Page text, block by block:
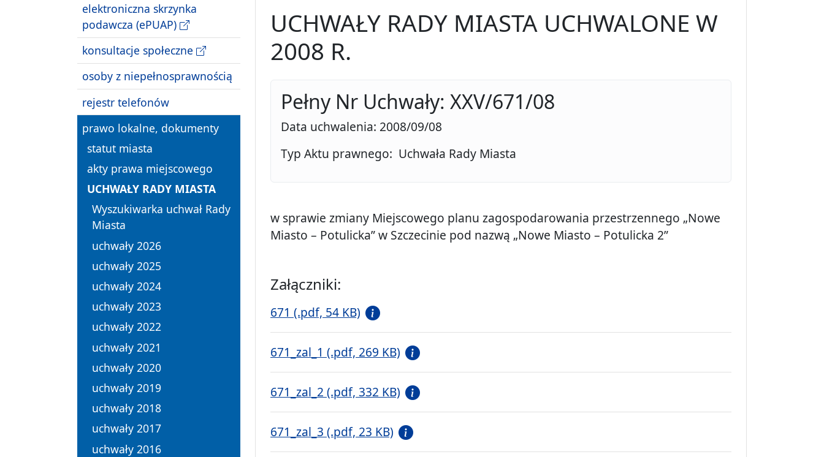
elektroniczna skrzynka
podawcza (ePUAP)
konsultacje społeczne
osoby z niepełnosprawnością
rejestr telefonów
prawo lokalne, dokumenty
statut miasta
akty prawa miejscowego
UCHWAŁY RADY MIASTA
Wyszukiwarka uchwał Rady
Miasta
uchwały 2026
uchwały 2025
uchwały 2024
uchwały 2023
uchwały 2022
uchwały 2021
uchwały 2020
uchwały 2019
uchwały 2018
uchwały 2017
uchwały 2016
UCHWAŁY RADY MIASTA UCHWALONE W
2008 R.
Pełny Nr Uchwały: XXV/671/08
Data uchwalenia: 2008/09/08
Typ Aktu prawnego: Uchwała Rady Miasta
w sprawie zmiany Miejscowego planu zagospodarowania przestrzennego „Nowe
Miasto – Potulicka” w Szczecinie pod nazwą „Nowe Miasto – Potulicka 2”
Załączniki:
671 (.pdf, 54 KB)
671_zal_1 (.pdf, 269 KB)
671_zal_2 (.pdf, 332 KB)
671_zal_3 (.pdf, 23 KB)